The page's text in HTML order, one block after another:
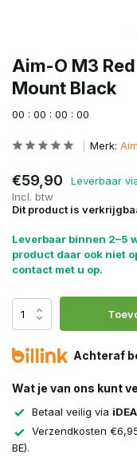
Aim-O M3
Mount Black
00 : 00 : 00 : 00
Merk:
€59,90
Leverbaar
Incl. btw
Dit product is
Leverbaar binnen 2–5
product daar ook niet
contact met u op.
Achteraf
Wat je van ons kunt
Betaal veilig via
Verzendkosten
BE).